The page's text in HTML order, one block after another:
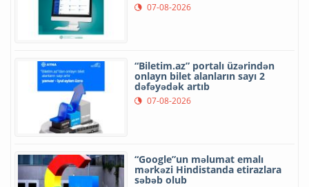
07-08-2026
“Biletim.az” portalı üzərindən
onlayn bilet alanların sayı 2
dəfəyədək artıb
07-08-2026
“Google”un məlumat emalı
mərkəzi Hindistanda etirazlara
səbəb olub